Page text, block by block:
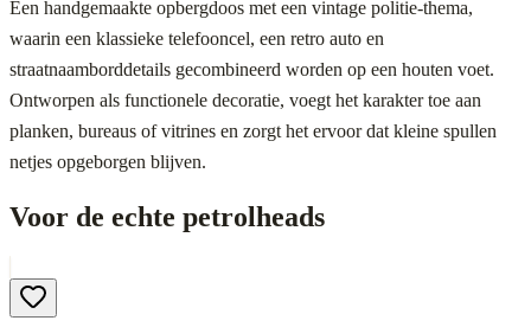
Een handgemaakte opbergdoos met een vintage politie-thema,
waarin een klassieke telefooncel, een retro auto en
straatnaamborddetails gecombineerd worden op een houten voet.
Ontworpen als functionele decoratie, voegt het karakter toe aan
planken, bureaus of vitrines en zorgt het ervoor dat kleine spullen
netjes opgeborgen blijven.
Voor de echte petrolheads